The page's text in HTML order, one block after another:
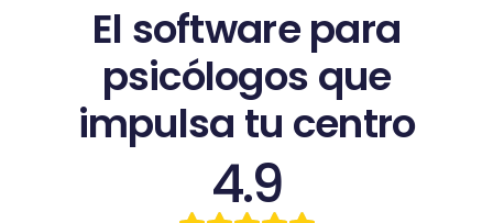
El software para
psicólogos que
impulsa tu centro
4.9